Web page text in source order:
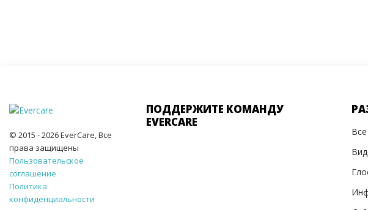
© 2015 - 2026 EverCare, Все
права защищены
Пользовательское
соглашение
Политика
конфиденциальности
ПОДДЕРЖИТЕ КОМАНДУ
EVERCARE